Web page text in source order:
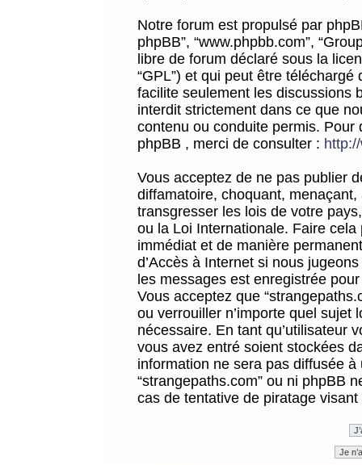
Notre forum est propulsé par
phpBB”, “www.phpbb.com”,
libre de forum déclaré sous la
“GPL”) et qui peut être téléchargé
facilite seulement les discussions
interdit strictement dans ce que
contenu ou conduite permis.
phpBB , merci de consulter :
Vous acceptez de ne pas publier
diffamatoire, choquant,
transgresser les lois de votre
ou la Loi Internationale. Faire
immédiat et de manière
d’Accès à Internet si nous
les messages est enregistrée
Vous acceptez que
ou verrouiller n’importe quel sujet
nécessaire. En tant qu’utilisateur
vous avez entré soient stockées
information ne sera pas diffusée
“strangepaths.com” ou ni phpBB
cas de tentative de piratage